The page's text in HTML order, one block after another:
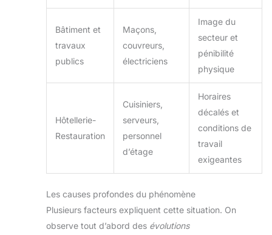
Bâtiment et
travaux
publics
Maçons,
couvreurs,
électriciens
Image du
secteur et
pénibilité
physique
Hôtellerie-
Restauration
Cuisiniers,
serveurs,
personnel
d’étage
Horaires
décalés et
conditions de
travail
exigeantes
Les causes profondes du phénomène
Plusieurs facteurs expliquent cette situation. On
observe tout d’abord des évolutions